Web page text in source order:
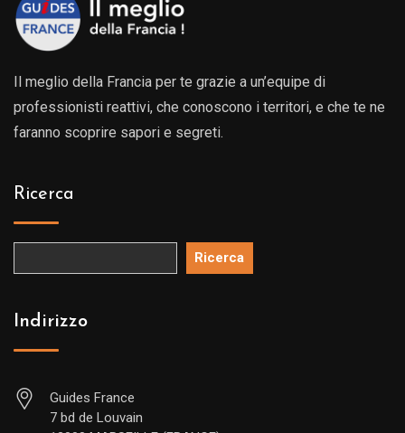
Il meglio della Francia per te grazie a un’equipe di
professionisti reattivi, che conoscono i territori, e che te ne
faranno scoprire sapori e segreti.
Ricerca
Ricerca
Indirizzo
Guides France
7 bd de Louvain